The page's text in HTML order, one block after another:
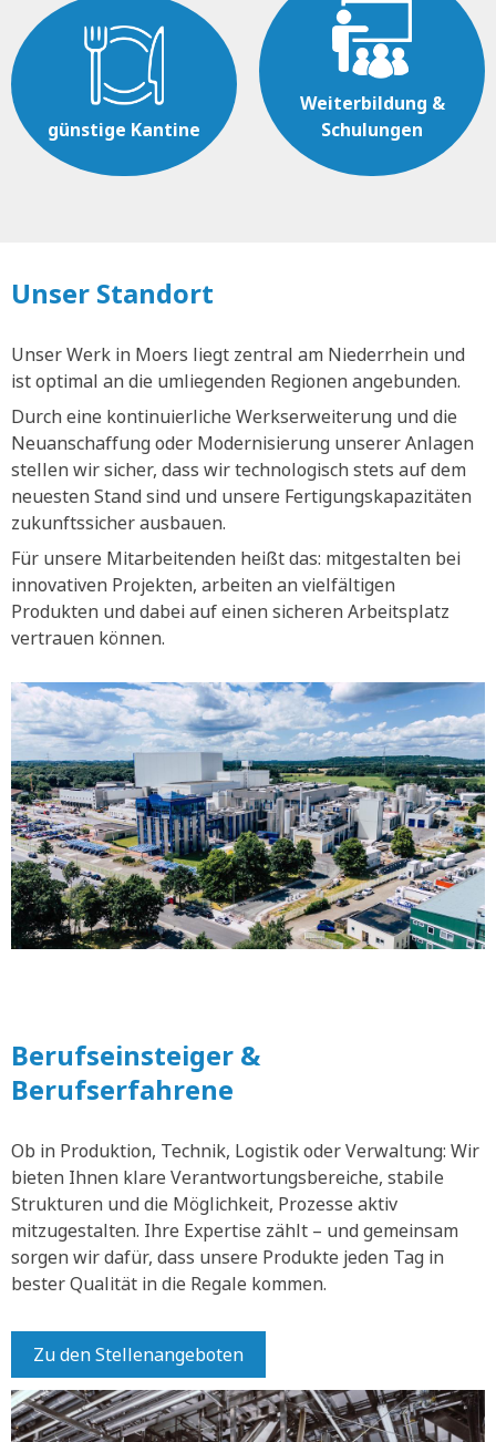
günstige Kantine
Weiterbildung &
Schulungen
Unser Standort
Unser Werk in Moers liegt zentral am Niederrhein und
ist optimal an die umliegenden Regionen angebunden.
Durch eine kontinuierliche Werkserweiterung und die
Neuanschaffung oder Modernisierung unserer Anlagen
stellen wir sicher, dass wir technologisch stets auf dem
neuesten Stand sind und unsere Fertigungskapazitäten
zukunftssicher ausbauen.
Für unsere Mitarbeitenden heißt das: mitgestalten bei
innovativen Projekten, arbeiten an vielfältigen
Produkten und dabei auf einen sicheren Arbeitsplatz
vertrauen können.
Berufseinsteiger &
Berufserfahrene
Ob in Produktion, Technik, Logistik oder Verwaltung: Wir
bieten Ihnen klare Verantwortungsbereiche, stabile
Strukturen und die Möglichkeit, Prozesse aktiv
mitzugestalten. Ihre Expertise zählt – und gemeinsam
sorgen wir dafür, dass unsere Produkte jeden Tag in
bester Qualität in die Regale kommen.
Zu den Stellenangeboten